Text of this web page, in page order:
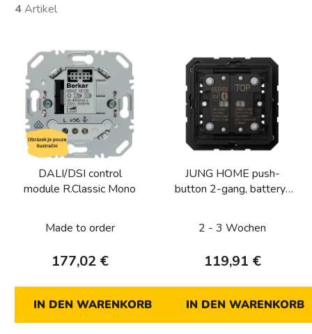
4Artikel
k
e
DALI/DSI control
module R.Classic Mono
Made to order
177,02 €
IN DEN WARENKORB
JUNG HOME push-
button 2-gang, battery-
2 - 3 Wochen
119,91 €
IN DEN WARENKORB